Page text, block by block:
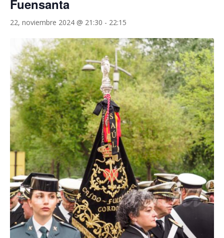
Fuensanta
22, noviembre 2024 @ 21:30 - 22:15